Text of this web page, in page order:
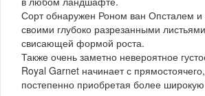
Сорт обнаружен Роном ван Опсталем и
своими глубоко разрезанными
свисающей формой роста.
Также очень заметно невероятное
Royal Garnet начинает с
постепенно приобретая более